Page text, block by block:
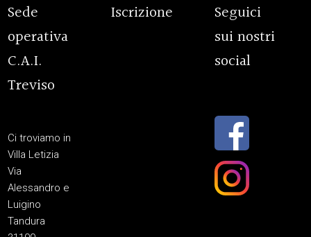
Sede
operativa
C.A.I.
Treviso
Ci troviamo in
Villa Letizia
Via
Alessandro e
Luigino
Tandura
Iscrizione
Seguici
sui nostri
social